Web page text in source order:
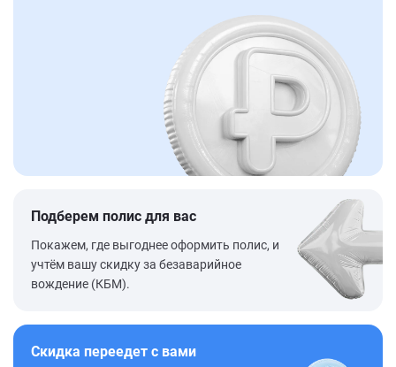
Подберем полис для вас
Покажем, где выгоднее оформить полис, и
учтём вашу скидку за безаварийное
вождение (КБМ).
Скидка переедет с вами